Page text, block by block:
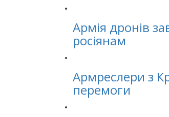
Армія дронів
росіянам
Армреслери з
перемоги